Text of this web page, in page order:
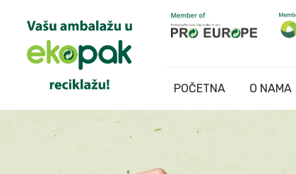
POČETNA O NAMA